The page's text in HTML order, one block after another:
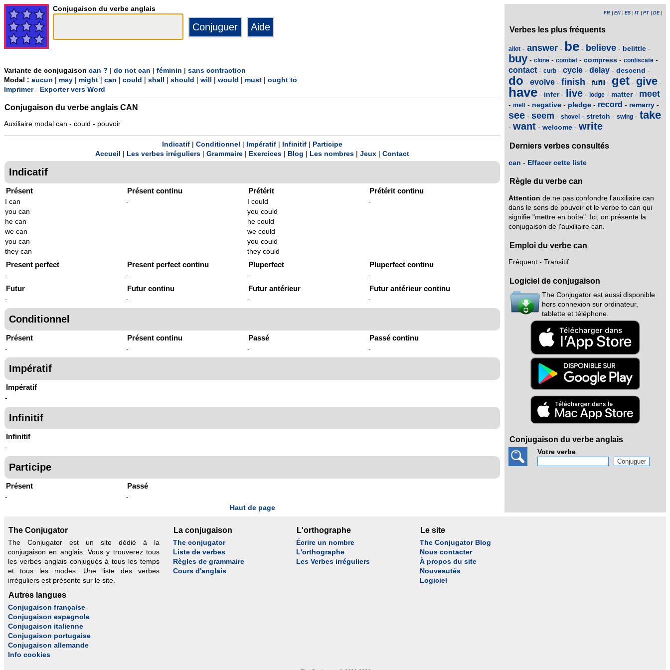
Conjugaison du verbe anglais
Variante de conjugaison can ? do not can féminin
sans contraction
Modal : aucun may might can could shall should will would must
ought to
Imprimer- Exporter vers Word
Conjugaison du verbe anglais CAN
Auxiliaire modal can - could - pouvoir
Indicatif Conditionnel Impératif Infinitif
Participe
Accueil
Les verbes irréguliers Grammaire Exercices Blog Les nombres Jeux Contact
Indicatif
Présent
I can
you can
he can
we can
you can
they can
Présent continu
-
Prétérit
I could
you could
he could
we could
you could
they could
Prétérit continu
-
Present perfect
-
Present perfect continu
-
Pluperfect
-
Pluperfect continu
-
Futur
-
Futur continu
-
Futur antérieur
-
Futur antérieur continu
-
Conditionnel
Présent
-
Présent continu
-
Passé
-
Passé continu
-
Impératif
Impératif
-
Infinitif
Infinitif
-
Participe
Présent
-
Passé
-
Haut de page
FR EN ES IT PT DE|
Verbes les plus fréquents
allot - answer - be - believe - belittle -
buy - clone - combat - compress - confiscate -
contact - curb - cycle - delay - descend -
do - evolve - finish - fulfill - get - give -
have - infer- live - lodge - matter- meet
- melt - negative - pledge - record - remarry -
see - seem - shovel - stretch - swing - take
- want - welcome - write
Derniers verbes consultés
can - Effacer cette liste
Règle du verbe can
Attention de ne pas confondre l'auxiliaire can
dans le sens de pouvoir et le verbe to can qui
signifie "mettre en boîte". Ici, on présente la
conjugaison de l'auxiliaire can.
Emploi du verbe can
Fréquent - Transitif
Logiciel de conjugaison
The Conjugator est aussi disponible
hors connexion sur ordinateur,
tablette et téléphone.
Conjugaison du verbe anglais
Votre verbe
The Conjugator
The Conjugator est un site dédié à la
conjugaison en anglais. Vous y trouverez tous
les verbes anglais conjugués à tous les temps
et tous les modes. Une liste des verbes
irréguliers est présente sur le site.
La conjugaison
The conjugator
Liste de verbes
Règles de grammaire
Cours d'anglais
L'orthographe
Écrire un nombre
L'orthographe
Les Verbes irréguliers
Le site
The Conjugator Blog
Nous contacter
À propos du site
Nouveautés
Logiciel
Autres langues
Conjugaison française
Conjugaison espagnole
Conjugaison italienne
Conjugaison portugaise
Conjugaison allemande
Info cookies